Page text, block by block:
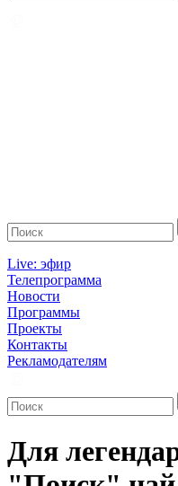
Live: эфир
Телепрограмма
Новости
Программы
Проекты
Контакты
Рекламодателям
Для